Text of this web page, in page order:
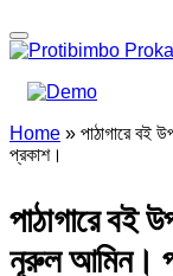
Home » পাঠাগারে বই
প্রকাশ।
পাঠাগারে বই
নূরুল আমিন।